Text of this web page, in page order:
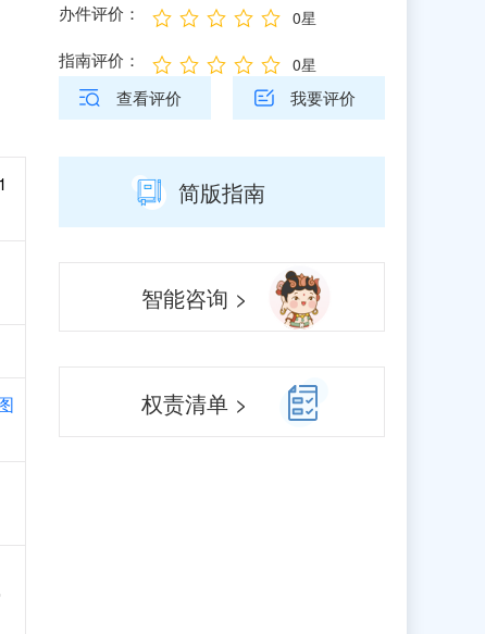
办件评价： 0星
指南评价： 0星
查看评价 我要评价
简版指南
智能咨询 >
权责清单 >